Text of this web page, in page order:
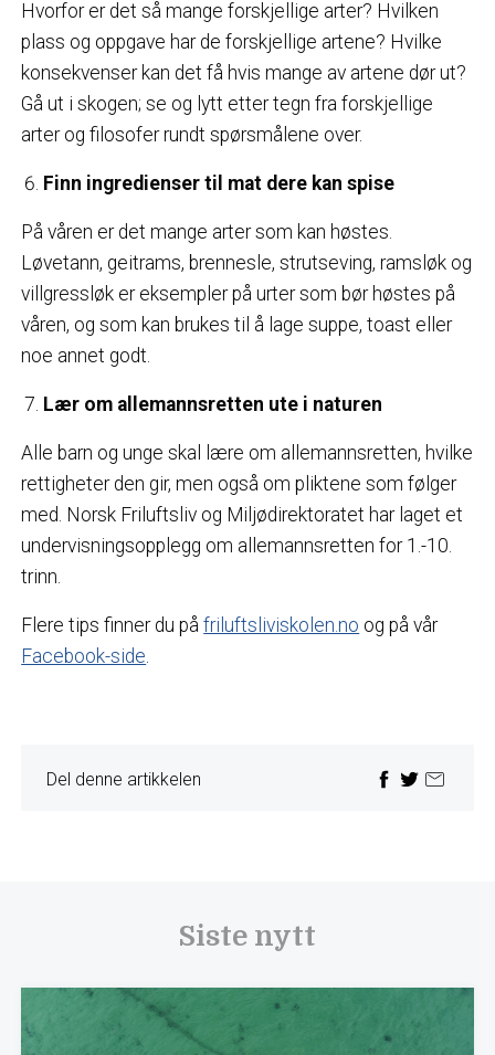
Hvorfor er det så mange forskjellige arter? Hvilken
plass og oppgave har de forskjellige artene? Hvilke
konsekvenser kan det få hvis mange av artene dør ut?
Gå ut i skogen; se og lytt etter tegn fra forskjellige
arter og filosofer rundt spørsmålene over.
Finn ingredienser til mat dere kan spise
På våren er det mange arter som kan høstes.
Løvetann, geitrams, brennesle, strutseving, ramsløk og
villgressløk er eksempler på urter som bør høstes på
våren, og som kan brukes til å lage suppe, toast eller
noe annet godt.
Lær om allemannsretten ute i naturen
Alle barn og unge skal lære om allemannsretten, hvilke
rettigheter den gir, men også om pliktene som følger
med. Norsk Friluftsliv og Miljødirektoratet har laget et
undervisningsopplegg om allemannsretten for 1.-10.
trinn.
Flere tips finner du påfriluftsliviskolen.no og på vår
Facebook-side.
Del denne artikkelen
Siste nytt